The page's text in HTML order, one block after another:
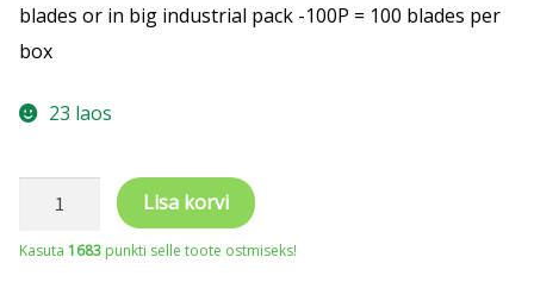
blades or in big industrial pack -100P = 100 blades per
box
23 laos
Tiigersae
Lisa korvi
Kasuta 1683 punkti selle toote ostmiseks!